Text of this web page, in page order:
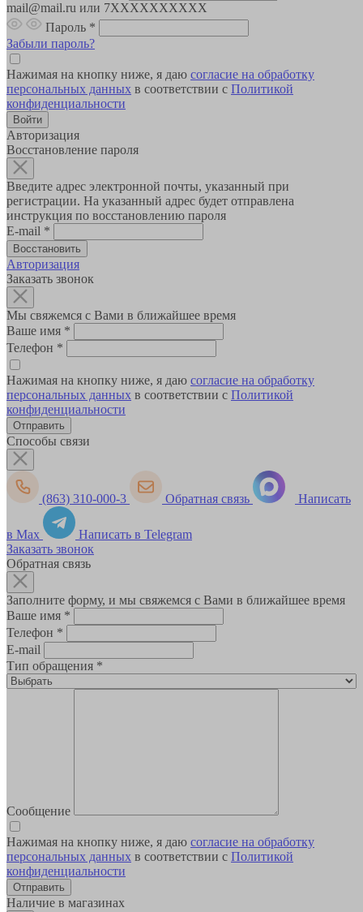
mail@mail.ru или 7XXXXXXXXXX
Пароль *
Забыли пароль?
Нажимая на кнопку ниже, я даю согласие на обработку
персональных данных в соответствии с Политикой
конфиденциальности
Авторизация
Восстановление пароля
Введите адрес электронной почты, указанный при
регистрации. На указанный адрес будет отправлена
инструкция по восстановлению пароля
E-mail *
Авторизация
Заказать звонок
Мы свяжемся с Вами в ближайшее время
Ваше имя *
Телефон *
Нажимая на кнопку ниже, я даю согласие на обработку
персональных данных в соответствии с Политикой
конфиденциальности
Способы связи
(863) 310-000-3 Обратная связь Написать
в Max
Написать в Telegram
Заказать звонок
Обратная связь
Заполните форму, и мы свяжемся с Вами в ближайшее время
Ваше имя *
Телефон *
E-mail
Тип обращения *
Сообщение
Нажимая на кнопку ниже, я даю согласие на обработку
персональных данных в соответствии с Политикой
конфиденциальности
Наличие в магазинах